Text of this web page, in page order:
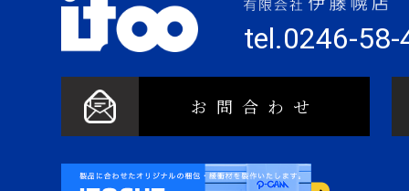
tel.0246-
お問合わせ